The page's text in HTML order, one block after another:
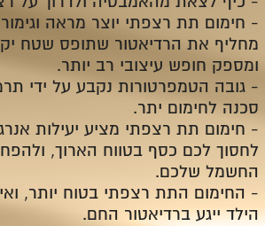
- חימום תת רצפתי יוצר מראה וגימור
מחליף את הרדיאטור שתופס שטח
ומספק חופש עיצובי רב יותר.
- גובה הטמפרטורות נקבע על ידי
סכנה לחימום יתר.
- חימום תת רצפתי מציע יעילות
לחסוך לכם כסף בטווח הארוך,
החשמל שלכם.
- החימום התת רצפתי בטוח יותר,
הילד ייגע ברדיאטור החם.